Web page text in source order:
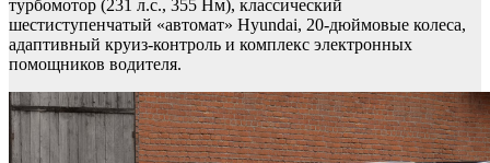
турбомотор (231 л.с., 355 Нм), классический
шестиступенчатый «автомат» Hyundai, 20-дюймовые колеса,
адаптивный круиз-контроль и комплекс электронных
помощников водителя.